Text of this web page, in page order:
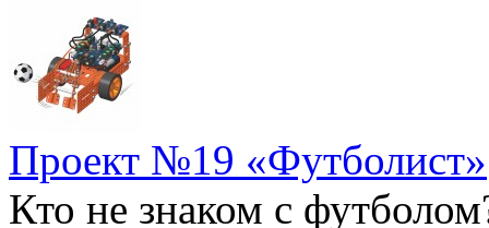
Проект №19 «Футболист»
Кто не знаком с